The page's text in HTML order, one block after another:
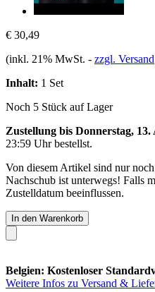
€ 30,49
(inkl. 21% MwSt. - zzgl. Versand
Inhalt: 1 Set
Noch 5 Stück auf Lager
Zustellung bis Donnerstag, 13.
23:59 Uhrbestellst.
Von diesem Artikel sind nur
Nachschub ist unterwegs! Falls
Zustelldatum beeinflussen.
In den Warenkorb
Belgien: Kostenloser
Weitere Infos zu Versand &